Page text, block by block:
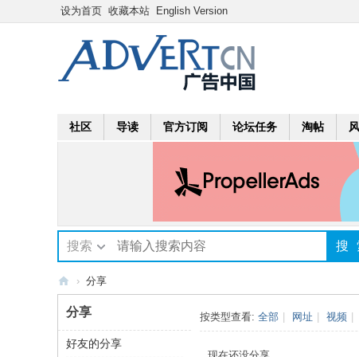
设为首页 收藏本站 English Version
社区 导读 官方订阅 论坛任务 淘帖
搜索 搜
ert
› 分享
分享
好友的分享
按类型查看: 全部 网址 视频